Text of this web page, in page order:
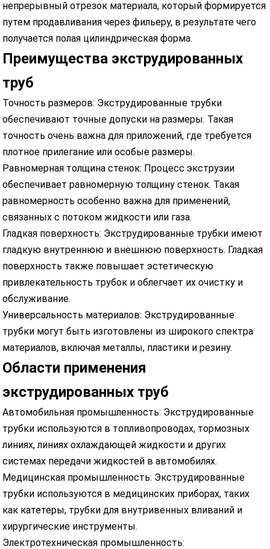
непрерывный отрезок материала, который формируется
путем продавливания через фильеру, в результате чего
получается полая цилиндрическая форма.
Преимущества экструдированных
труб
Точность размеров: Экструдированные трубки
обеспечивают точные допуски на размеры. Такая
точность очень важна для приложений, где требуется
плотное прилегание или особые размеры.
Равномерная толщина стенок: Процесс экструзии
обеспечивает равномерную толщину стенок. Такая
равномерность особенно важна для применений,
связанных с потоком жидкости или газа.
Гладкая поверхность: Экструдированные трубки имеют
гладкую внутреннюю и внешнюю поверхность. Гладкая
поверхность также повышает эстетическую
привлекательность трубок и облегчает их очистку и
обслуживание.
Универсальность материалов: Экструдированные
трубки могут быть изготовлены из широкого спектра
материалов, включая металлы, пластики и резину.
Области применения
экструдированных труб
Автомобильная промышленность: Экструдированные
трубки используются в топливопроводах, тормозных
линиях, линиях охлаждающей жидкости и других
системах передачи жидкостей в автомобилях.
Медицинская промышленность: Экструдированные
трубки используются в медицинских приборах, таких
как катетеры, трубки для внутривенных вливаний и
хирургические инструменты.
Электротехническая промышленность: